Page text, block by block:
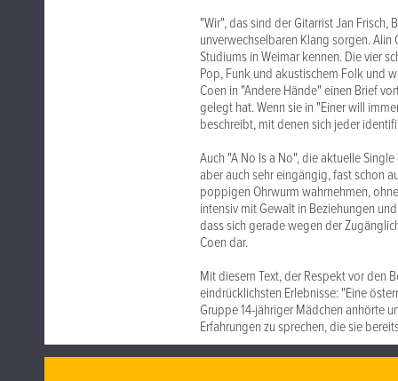
"Wir", das sind der Gitarrist Jan
unverwechselbaren Klang sorgen.
Studiums in Weimar kennen. Die vier
Pop, Funk und akustischem Folk und
Coen in "Andere Hände" einen Brief
gelegt hat. Wenn sie in "Einer will
beschreibt, mit denen sich jeder
Auch "A No Is a No", die aktuelle
aber auch sehr eingängig, fast schon
poppigen Ohrwurm wahrnehmen,
intensiv mit Gewalt in Beziehungen
dass sich gerade wegen der
Coen dar.
Mit diesem Text, der Respekt vor den
eindrücklichsten Erlebnisse: "Eine
Gruppe 14-jähriger Mädchen anhörte
Erfahrungen zu sprechen, die sie